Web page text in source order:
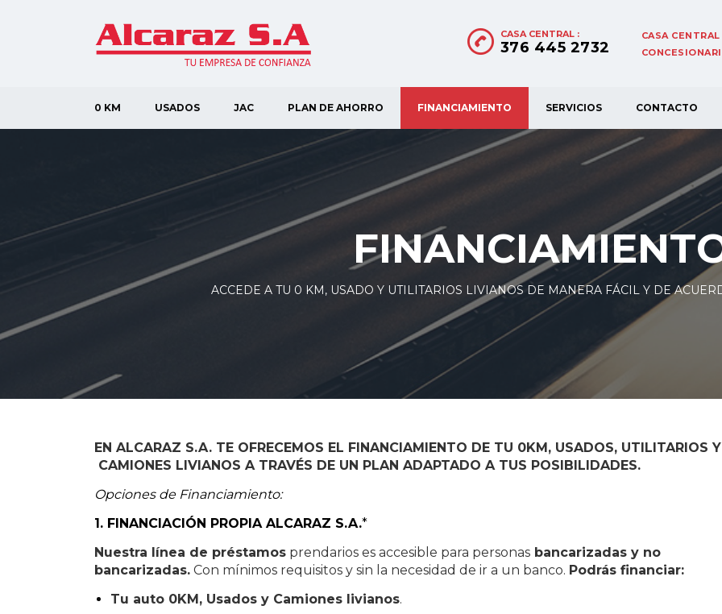
CASA CENTRAL
CASA CENTRAL :
376 445 2732
0 KM USADOS JAC PLAN DE AHORRO FINANCIAMIENTO SERVICIOS CONTACTO
ACCEDE A TU 0 KM, USADO Y UTILITARIOS LIVIANOS DE MANERA FÁCIL Y DE
EN ALCARAZ S.A. TE OFRECEMOS EL FINANCIAMIENTO DE TU 0KM, USADOS, UTILITARIOS Y
CAMIONES LIVIANOS A TRAVÉS DE UN PLAN ADAPTADO A TUS POSIBILIDADES.
Opciones de Financiamiento:
1. FINANCIACIÓN PROPIA ALCARAZ S.A.*
Nuestra línea de préstamos prendarios es accesible para personas bancarizadas y no
bancarizadas. Con mínimos requisitos y sin la necesidad de ir a un banco. Podrás financiar:
Tu auto 0KM, Usados y Camiones livianos.